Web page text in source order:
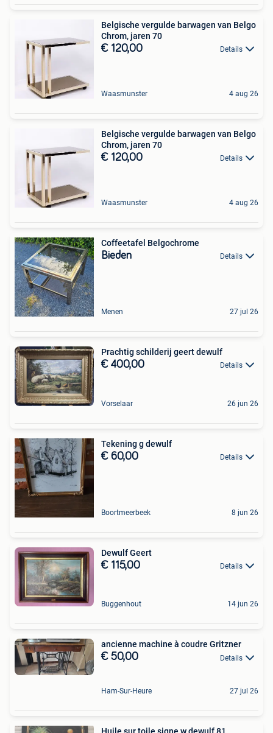
Belgische vergulde barwagen van Belgo
Chrom, jaren 70
€ 120,00 Details
Waasmunster 4 aug 26
Belgische vergulde barwagen van Belgo
Chrom, jaren 70
€ 120,00 Details
Waasmunster 4 aug 26
Coffeetafel Belgochrome
Bieden Details
Menen 27 jul 26
Prachtig schilderij geert dewulf
€ 400,00 Details
Vorselaar 26 jun 26
Tekening g dewulf
€ 60,00 Details
Boortmeerbeek 8 jun 26
Dewulf Geert
€ 115,00 Details
Buggenhout 14 jun 26
ancienne machine à coudre Gritzner
€ 50,00 Details
Ham-Sur-Heure 27 jul 26
Huile sur toile signe w dewulf 81